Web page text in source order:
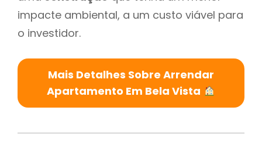
impacte ambiental, a um custo viável para
o investidor.
Mais Detalhes Sobre Arrendar
Apartamento Em Bela Vista